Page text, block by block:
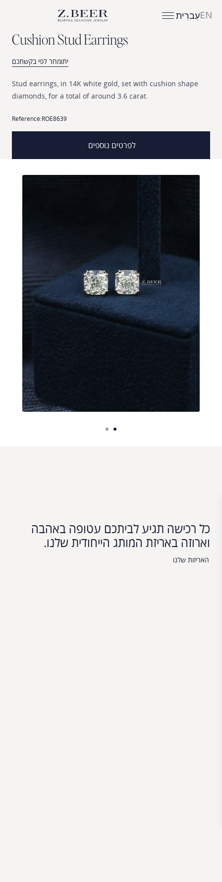
ENעִברִית
CushionStudEarrings
יתומחר לפי בקשתכם
Stud earrings, in 14K white gold, set with cushion shape
diamonds, for a total of around 3.6 carat.
Reference:ROE8639
לפרטים נוספים
כל רכישה תגיע לביתכם עטופה באהבה
וארוזה באריזת המותג הייחודית שלנו.
האריזות שלנו